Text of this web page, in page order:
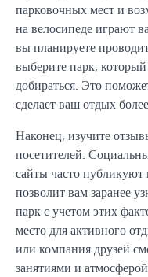
парковочных мест и
на велосипеде играют
вы планируете
выберите парк,
добираться. Это
сделает ваш отдых
Наконец, изучите
посетителей.
сайты часто
позволит вам заранее
парк с учетом этих
место для активного
или компания друзей
занятиями и